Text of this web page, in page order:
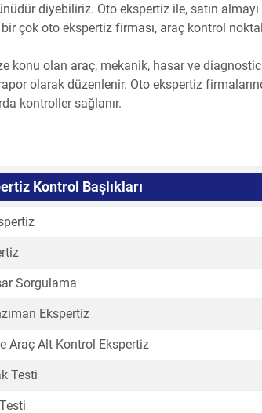
diyebiliriz. Oto ekspertiz ile, satın
çok oto ekspertiz firması, araç kontrol
konu olan araç, mekanik, hasar ve
olarak düzenlenir. Oto ekspertiz
kontroller sağlanır.
Kontrol Başlıkları
Sorgulama
Ekspertiz
Araç Alt Kontrol Ekspertiz
Testi